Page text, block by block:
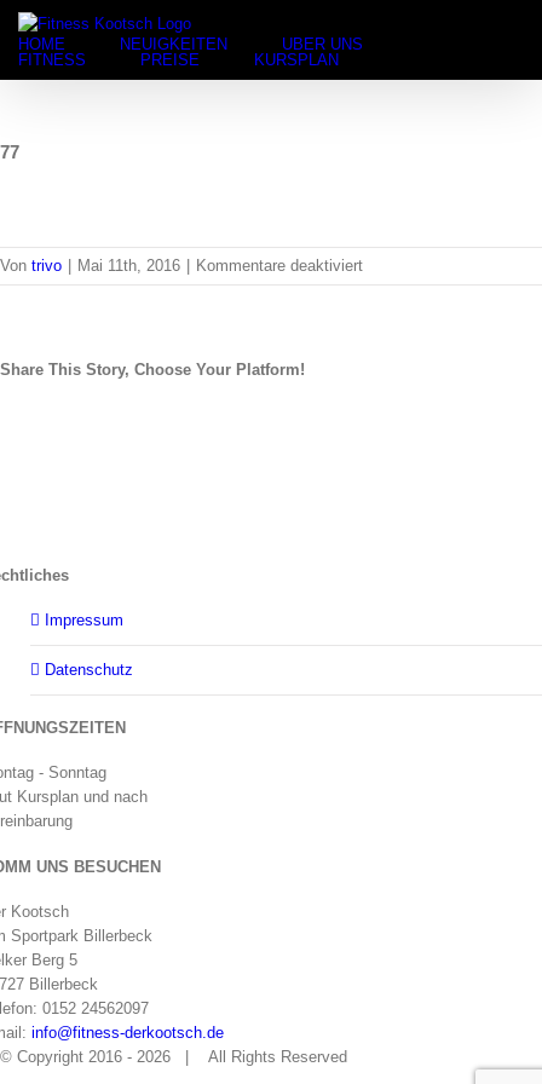
Zum
Inhalt
springen
nach:
HOME
NEUIGKEITEN
ÜBER UNS
FITNESS
PREISE KURSPLAN
77
Von trivo Mai 11th, 2016 Kommentare deaktiviertfür
77
Share This Story, Choose Your Platform!
Impressum
Datenschutz
- Sonntag
Kursplan und nach
UNS BESUCHEN
Kootsch
Sportpark Billerbeck
Berg 5
Billerbeck
0152 24562097
info@fitness-derkootsch.de
© Copyright 2016 - 2026 | All Rights Reserved